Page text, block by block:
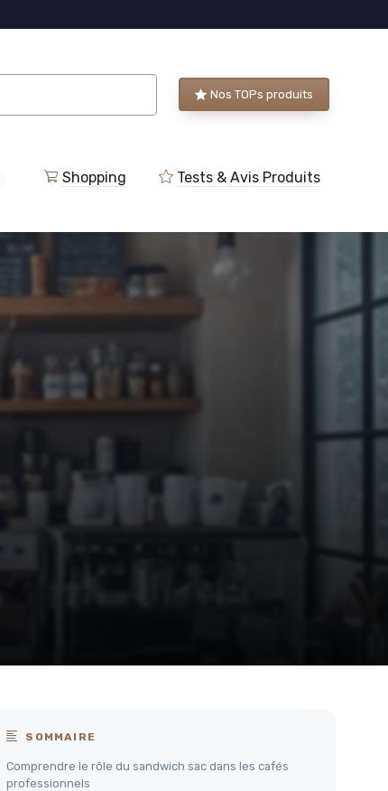
Nos TOPs produits
Shopping Tests & Avis Produits
SOMMAIRE
Comprendre le rôle du sandwich sac dans les cafés
professionnels